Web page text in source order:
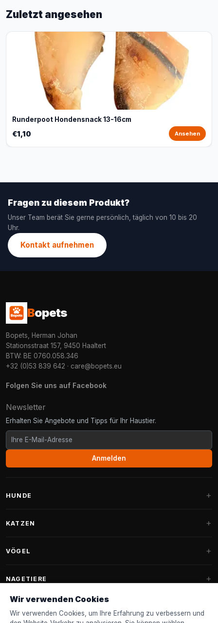
Zuletzt angesehen
Runderpoot Hondensnack 13-16cm
€1,10 Ansehen
Fragen zu diesem Produkt?
Unser Team berät Sie gerne persönlich, täglich von 10 bis 20
Uhr.
Kontakt aufnehmen
Bopets
Bopets, Herman Johan
Stationsstraat 157, 9450 Haaltert
BTW: BE 0760.058.346
+32 (0)53 839 642 · care@bopets.eu
Folgen Sie uns auf Facebook
Newsletter
Erhalten Sie Angebote und Tipps für Ihr Haustier.
Anmelden
HUNDE
Fantail Hundebetten
KATZEN
Kratzbäume
Kratzbäume für Maine Coon
Kratzbaum-Ersatzteile
Kratztonnen
VÖGEL
Futterhäuschen
NAGETIERE
Kaninchenfutter
Nagerfutter
FANTAIL
Wir verwenden Cookies
Wir verwenden Cookies, um Ihre Erfahrung zu verbessern und